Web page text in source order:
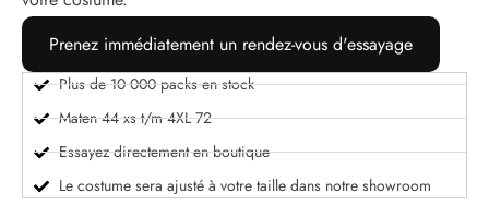
Prenez immédiatement un rendez-vous d'essayage
Plus de 10 000 packs en stock
Maten 44 xs t/m 4XL 72
Essayez directement en boutique
Le costume sera ajusté à votre taille dans notre showroom